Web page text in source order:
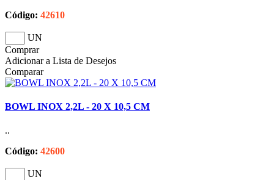
Código: 42610
UN
Comprar
Adicionar a Lista de Desejos
Comparar
BOWL INOX 2,2L - 20 X 10,5 CM
..
Código: 42600
UN